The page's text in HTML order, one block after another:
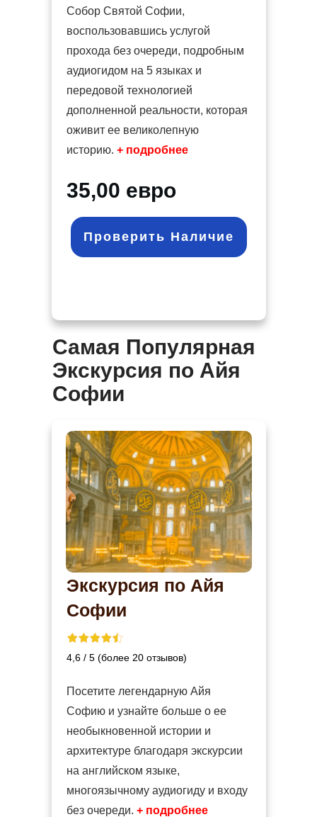
Собор Святой Софии,
воспользовавшись услугой
прохода без очереди, подробным
аудиогидом на 5 языках и
передовой технологией
дополненной реальности, которая
оживит ее великолепную
историю. + подробнее
35,00 евро
Проверить Наличие
Самая Популярная
Экскурсия по Айя
Софии
Экскурсия по Айя
Софии
4,6 / 5 (более 20 отзывов)
Посетите легендарную Айя
Софию и узнайте больше о ее
необыкновенной истории и
архитектуре благодаря экскурсии
на английском языке,
многоязычному аудиогиду и входу
без очереди. + подробнее